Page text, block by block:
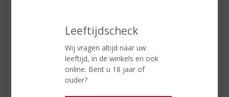
Leeftijdscheck
Wij vragen altijd naar uw
leeftijd, in de winkels en ook
online. Bent u 18 jaar of
ouder?
Smaaktype Whisky
Krachtig & Rokerig
Reviews